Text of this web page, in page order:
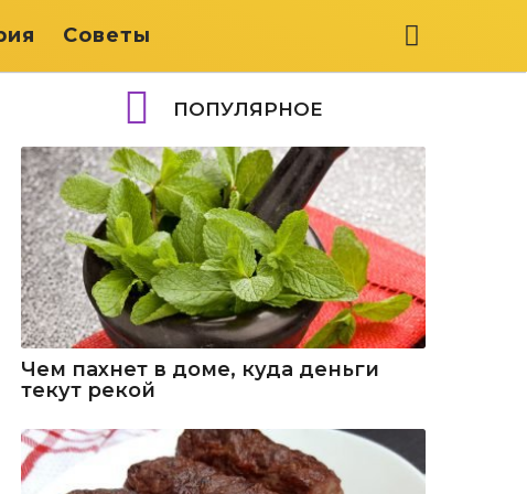
Советы
ПОПУЛЯРНОЕ
Чем пахнет в доме, куда деньги
текут рекой